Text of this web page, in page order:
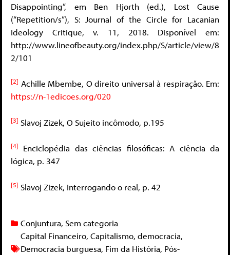
Disappointing”, em Ben Hjorth (ed.), Lost Cause
(“Repetition/s”), S: Journal of the Circle for Lacanian
Ideology Critique, v. 11, 2018. Disponível em:
http://www.lineofbeauty.org/index.php/S/article/view/8
2/101
[2] Achille Mbembe, O direito universal à respiração. Em:
https://n-1edicoes.org/020
[3] Slavoj Zizek, O Sujeito incômodo, p.195
[4]
Enciclopédia das ciências filosóficas: A ciência da
lógica, p. 347
[5] Slavoj Zizek, Interrogando o real, p. 42
Conjuntura, Sem categoria
Capital Financeiro, Capitalismo, democracia,
Democracia burguesa, Fim da História, Pós-